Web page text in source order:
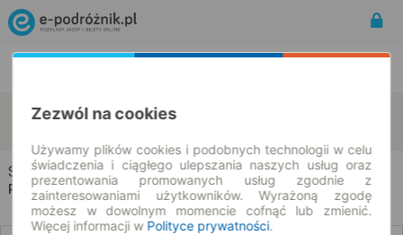
Stary Dwór Julków
Stary Dwór → Julków
Rozkład jazdy i bilety
Zezwól na cookies
Używamy plików cookies i podobnych technologii w celu
świadczenia i ciągłego ulepszania naszych usług oraz
prezentowania promowanych usług zgodnie z
zainteresowaniami użytkowników. Wyrażoną zgodę
możesz w dowolnym momencie cofnąć lub zmienić.
Więcej informacji w Polityce prywatności.